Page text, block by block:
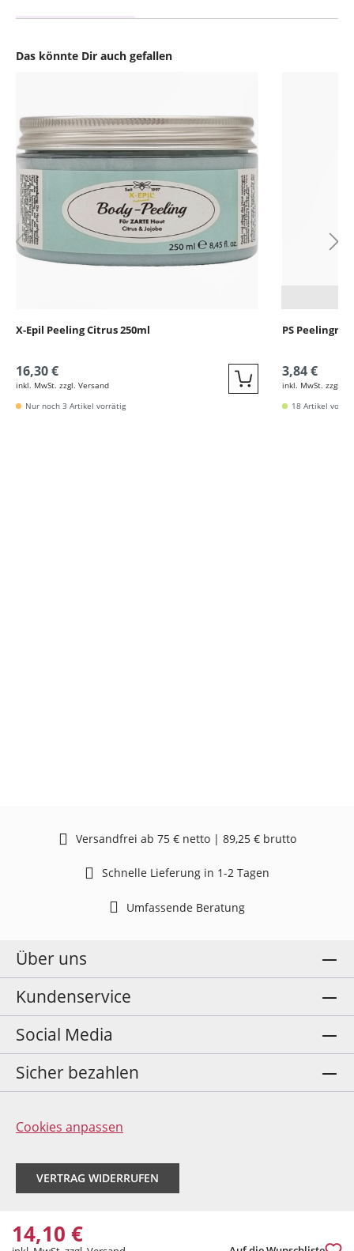
14,10 €
Das könnte Dir auch gefallen
X-Epil Peeling Citrus 250ml
16,30 €
inkl. MwSt. zzgl. Versand Quickbuy
Nur noch 3 Artikel vorrätig
PS
3,84 €
inkl. MwSt. zzgl.
18 Artikel
Versandfrei ab 75 € netto | 89,25 € brutto
Schnelle Lieferung in 1-2 Tagen
Umfassende Beratung
Über uns
Kundenservice
Social Media
Sicher bezahlen
Cookies anpassen
VERTRAG WIDERRUFEN